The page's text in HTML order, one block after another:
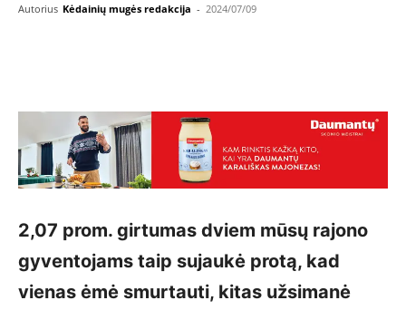
Autorius Kėdainių mugės redakcija - 2024/07/09
2,07 prom. girtumas dviem mūsų rajono
gyventojams taip sujaukė protą, kad
vienas ėmė smurtauti, kitas užsimanė